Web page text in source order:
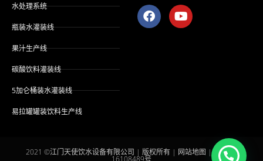
水处理系统
瓶装水灌装线
果汁生产线
碳酸饮料灌装线
5加仑桶装水灌装线
易拉罐罐装饮料生产线
F
a
c
Y
o
u
2021 ©江门天使饮水设备有限公司 | 版权所有 | 网站地图 | 粤ICP备